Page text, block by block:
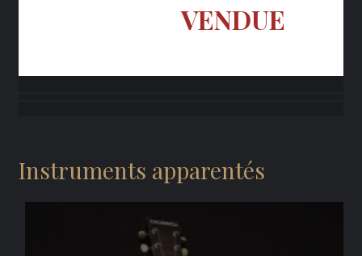
VENDUE
Instruments apparentés